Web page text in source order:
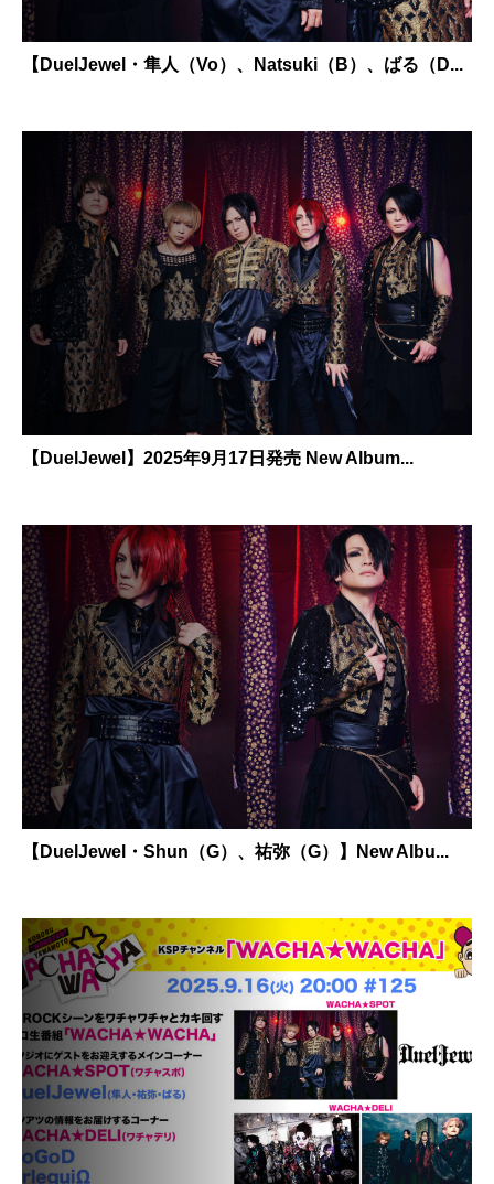
【DuelJewel・隼人（Vo）、Natsuki（B）、ばる（D...
【DuelJewel】2025年9月17日発売 New Album...
【DuelJewel・Shun（G）、祐弥（G）】New Albu...